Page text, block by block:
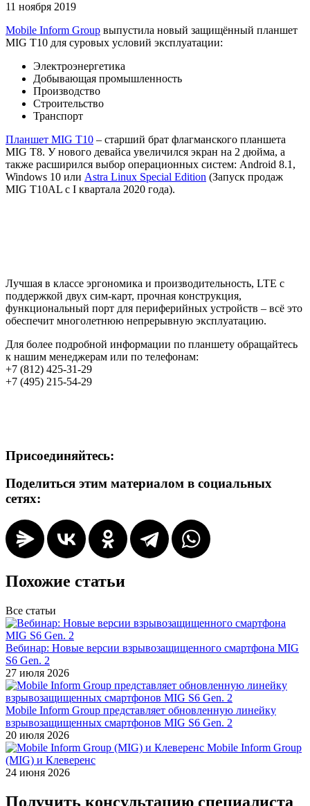
11 ноября 2019
Mobile Inform Group выпустила новый защищённый планшет
MIG T10 для суровых условий эксплуатации:
Электроэнергетика
Добывающая промышленность
Производство
Строительство
Транспорт
Планшет MIG T10 – старший брат флагманского планшета
MIG T8. У нового девайса увеличился экран на 2 дюйма, а
также расширился выбор операционных систем: Android 8.1,
Windows 10 или Astra Linux Special Edition (Запуск продаж
MIG T10AL с I квартала 2020 года).
Лучшая в классе эргономика и производительность, LTE с
поддержкой двух сим-карт, прочная конструкция,
функциональный порт для периферийных устройств – всё это
обеспечит многолетнюю непрерывную эксплуатацию.
Для более подробной информации по планшету обращайтесь
к нашим менеджерам или по телефонам:
+7 (812) 425-31-29
+7 (495) 215-54-29
Присоединяйтесь:
Поделиться этим материалом в социальных
сетях:
Похожие статьи
Все статьи
Вебинар: Новые версии взрывозащищенного смартфона MIG
S6 Gen. 2
27 июля 2026
Mobile Inform Group представляет обновленную линейку
взрывозащищенных смартфонов MIG S6 Gen. 2
20 июля 2026
Mobile Inform Group
(MIG) и Клеверенс
24 июня 2026
Получить консультацию специалиста